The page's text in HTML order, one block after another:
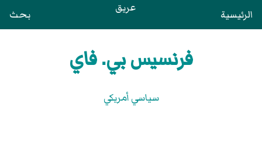
الرئيسية عريق بحث
فرنسيس بي. فاي
سياسي أمريكي